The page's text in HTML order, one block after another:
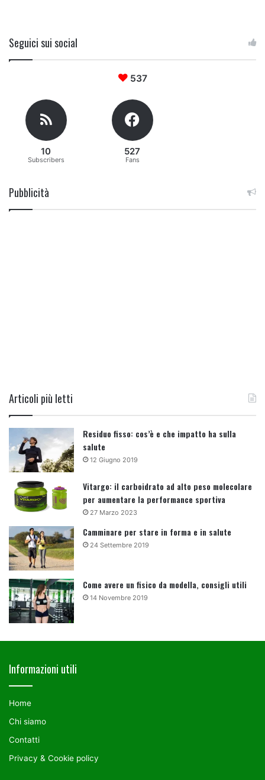
Seguici sui social
537
10
Subscribers
527
Fans
Pubblicità
Articoli più letti
Residuo fisso: cos’è e che impatto ha sulla
salute
12 Giugno 2019
Vitargo: il carboidrato ad alto peso molecolare
per aumentare la performance sportiva
27 Marzo 2023
Camminare per stare in forma e in salute
24 Settembre 2019
Come avere un fisico da modella, consigli utili
14 Novembre 2019
Informazioni utili
Home
Chi siamo
Contatti
Privacy & Cookie policy